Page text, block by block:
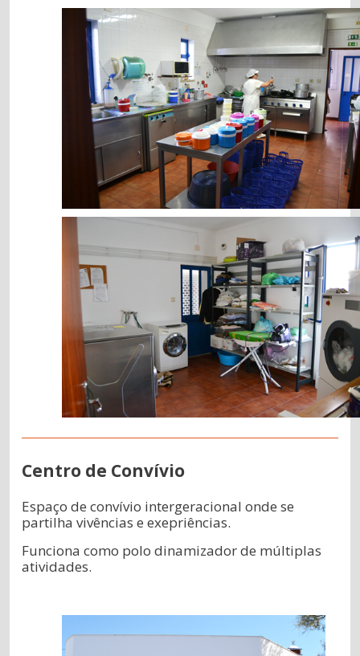
Centro de Convívio
Espaço de convívio intergeracional onde se
partilha vivências e exepriências.
Funciona como polo dinamizador de múltiplas
atividades.